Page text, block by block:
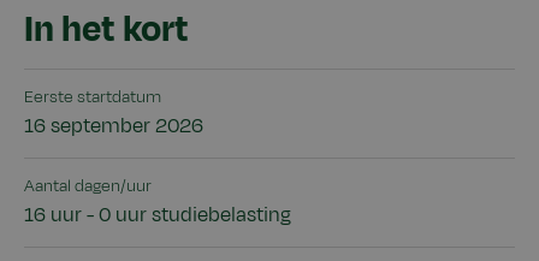
In het kort
Eerste startdatum
16 september 2026
Aantal dagen/uur
16 uur - 0 uur studiebelasting